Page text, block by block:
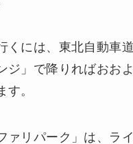
くには、東北自動車
ジ」で降りればおお
す。
ァリパーク」は、ラ